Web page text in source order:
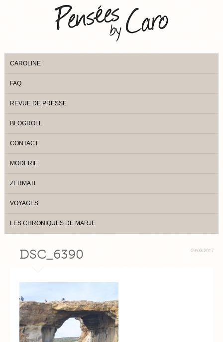
CAROLINE
FAQ
REVUE DE PRESSE
BLOGROLL
CONTACT
MODERIE
ZERMATI
VOYAGES
LES CHRONIQUES DE MARJE
09/03/2017
DSC_6390